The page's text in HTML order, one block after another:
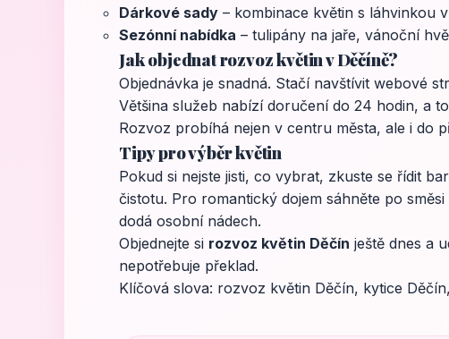
Dárkové sady – kombinace květin s láhvinkou
Sezónní nabídka – tulipány na jaře, vánoční
Jak objednat rozvoz květin v Děčíně?
Objednávka je snadná. Stačí navštívit webové
Většina služeb nabízí doručení do 24 hodin, a
Rozvoz probíhá nejen v centru města, ale i do
Tipy pro výběr květin
Pokud si nejste jisti, co vybrat, zkuste se řídit
čistotu. Pro romantický dojem sáhněte po
dodá osobní nádech.
Objednejte si rozvoz květin Děčín ještě dnes a
nepotřebuje překlad.
Klíčová slova: rozvoz květin Děčín, kytice